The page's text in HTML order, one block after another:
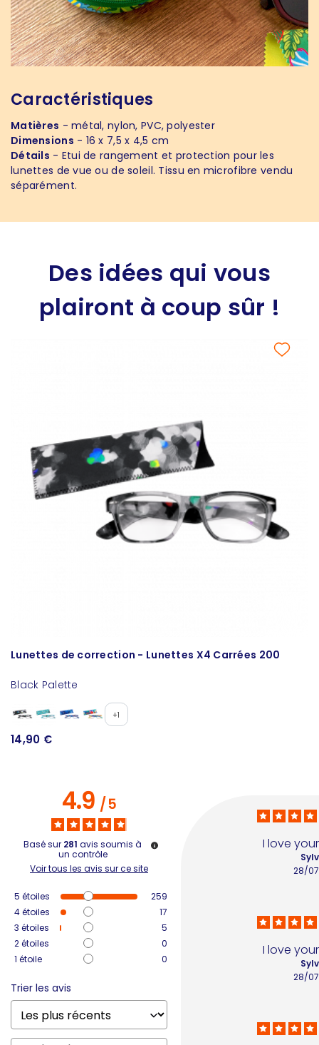
Caractéristiques
Matières - métal, nylon, PVC, polyester
Dimensions - 16 x 7,5 x 4,5 cm
Détails - Etui de rangement et protection pour les
lunettes de vue ou de soleil. Tissu en microfibre vendu
séparément.
Des idées qui vous
plairont à coup sûr !
Lunettes de correction - Lunettes X4 Carrées 200
Black Palette
+1
14,90 €
4.9/5
Basé sur 281 avis soumis à
un contrôle
Voir tous les avis sur ce site
5 étoiles
259
4étoiles
17
3 étoiles
5
2étoiles
0
1 étoile 0
Trier les avis
I love
28/
I love
28/